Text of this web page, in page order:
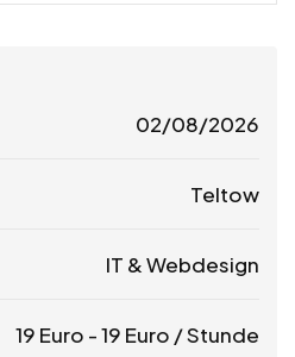
02/08/2026
Teltow
IT & Webdesign
19 Euro -19 Euro / Stunde